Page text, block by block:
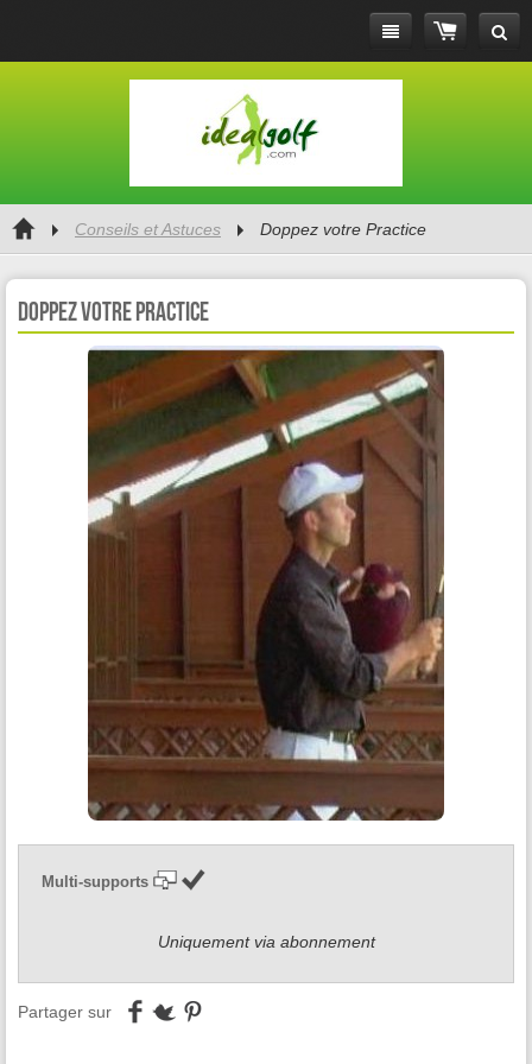
Conseils et Astuces Doppez votre Practice
Doppez votre Practice
Multi-supports
Uniquement via abonnement
Partager sur